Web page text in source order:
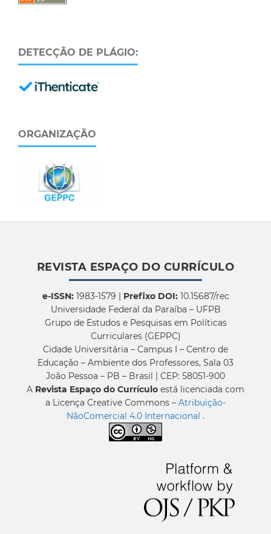
DETECÇÃO DE PLÁGIO:
ORGANIZAÇÃO
REVISTA ESPAÇO DO CURRÍCULO
e-ISSN:1983-1579 | Prefixo DOI:10.15687/rec
Universidade Federal da Paraíba – UFPB
Grupo de Estudos e Pesquisas em Políticas
Curriculares (GEPPC)
Cidade Universitária – Campus I – Centro de
Educação – Ambiente dos Professores, Sala 03
João Pessoa – PB – Brasil | CEP: 58051-900
A Revista Espaço do Currículo está licenciada com
a Licença Creative Commons – Atribuição-
NãoComercial 4.0 Internacional .